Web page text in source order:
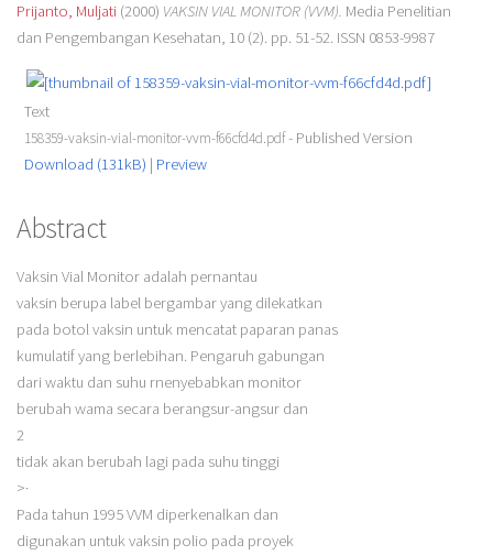
Prijanto, Muljati(2000) VAKSIN VIAL MONITOR (VVM). Media Penelitian
dan Pengembangan Kesehatan, 10 (2). pp. 51-52. ISSN 0853-9987
Text
158359-vaksin-vial-monitor-vvm-f66cfd4d.pdf- Published Version
Download (131kB) | Preview
Abstract
Vaksin Vial Monitor adalah pernantau
vaksin berupa label bergambar yang dilekatkan
pada botol vaksin untuk mencatat paparan panas
kumulatif yang berlebihan. Pengaruh gabungan
dari waktu dan suhu rnenyebabkan monitor
berubah wama secara berangsur-angsur dan
2
tidak akan berubah lagi pada suhu tinggi
>·
Pada tahun 1995 VVM diperkenalkan dan
digunakan untuk vaksin polio pada proyek